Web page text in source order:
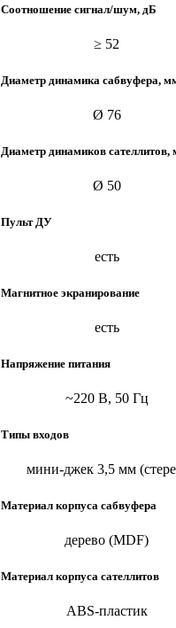
Соотношение сигнал/шум, дБ
≥ 52
Диаметр динамика сабвуфера,
Ø 76
Диаметр динамиков сателлитов,
Ø 50
Пульт ДУ
есть
Магнитное экранирование
есть
Напряжение питания
~220 В, 50 Гц
Типы входов
мини-джек 3,5 мм
Материал корпуса сабвуфера
дерево (MDF)
Материал корпуса сателлитов
ABS-пластик